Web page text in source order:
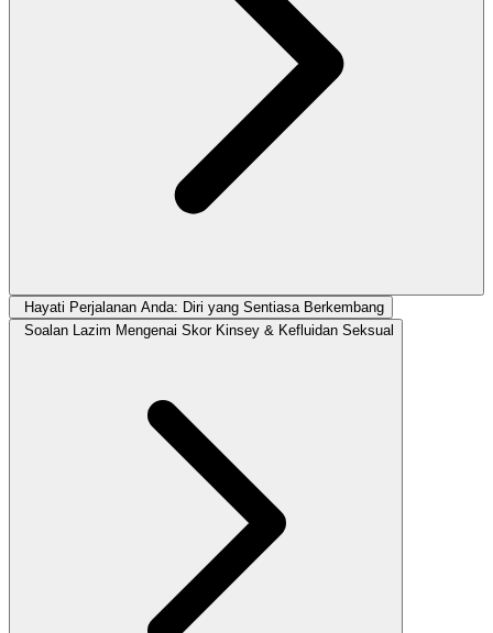
Hayati Perjalanan Anda: Diri yang Sentiasa Berkembang
Soalan Lazim Mengenai Skor Kinsey & Kefluidan Seksual